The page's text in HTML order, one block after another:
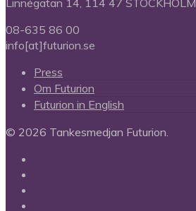
Linnégatan 14, 114 47 STOCKHOLM
08-635 86 00
info[at]futurion.se
Press
Om Futurion
Futurion in English
© 2026 Tankesmedjan Futurion.